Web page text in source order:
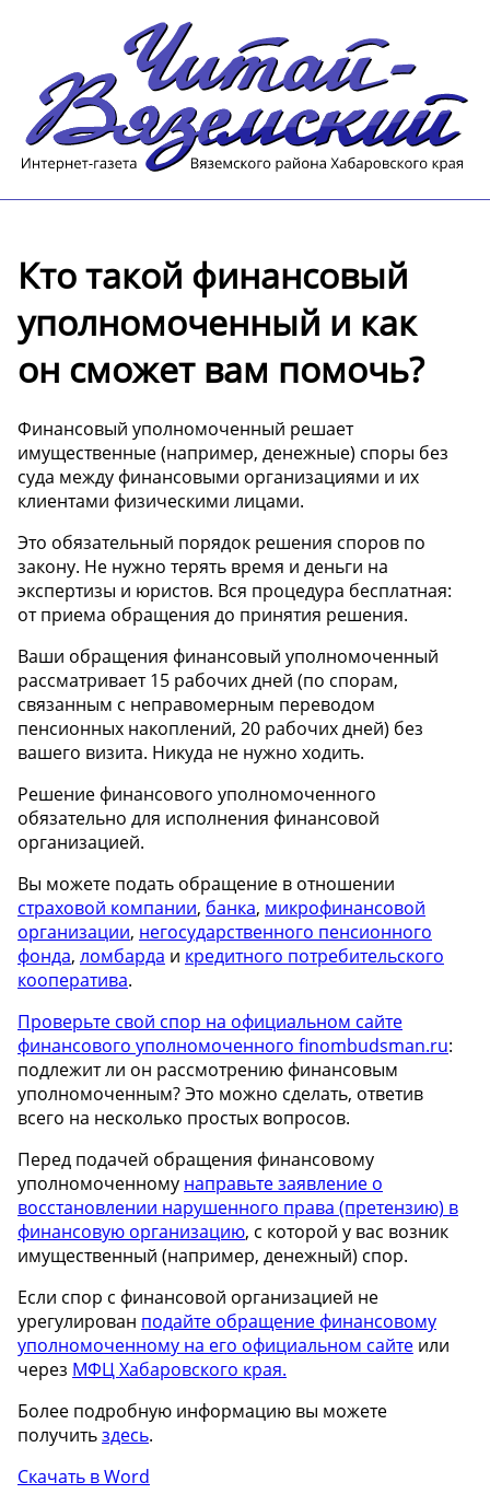
Кто такой финансовый
уполномоченный и как
он сможет вам помочь?
Финансовый уполномоченный решает
имущественные (например, денежные) споры без
суда между финансовыми организациями и их
клиентами физическими лицами.
Это обязательный порядок решения споров по
закону. Не нужно терять время и деньги на
экспертизы и юристов. Вся процедура бесплатная:
от приема обращения до принятия решения.
Ваши обращения финансовый уполномоченный
рассматривает 15 рабочих дней (по спорам,
связанным с неправомерным переводом
пенсионных накоплений, 20 рабочих дней) без
вашего визита. Никуда не нужно ходить.
Решение финансового уполномоченного
обязательно для исполнения финансовой
организацией.
Вы можете подать обращение в отношении
страховой компании, банка, микрофинансовой
организации, негосударственного пенсионного
фонда, ломбарда и кредитного потребительского
кооператива.
Проверьте свой спор на официальном сайте
финансового уполномоченного finombudsman.ru:
подлежит ли он рассмотрению финансовым
уполномоченным? Это можно сделать, ответив
всего на несколько простых вопросов.
Перед подачей обращения финансовому
уполномоченному направьте заявление о
восстановлении нарушенного права (претензию) в
финансовую организацию, с которой у вас возник
имущественный (например, денежный) спор.
Если спор с финансовой организацией не
урегулирован подайте обращение финансовому
уполномоченному на его официальном сайте или
через МФЦ Хабаровского края.
Более подробную информацию вы можете
получитьздесь.
Скачать в Word